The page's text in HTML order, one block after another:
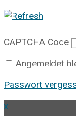
CAPTCHA Code
Angemeldet
Passwort
x